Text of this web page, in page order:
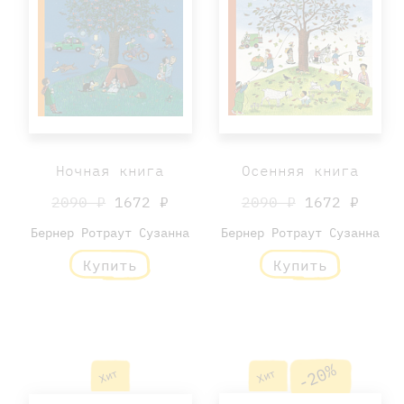
Ночная книга
2090 ₽ 1672 ₽
Бернер Ротраут Сузанна
Купить
Осенняя книга
2090 ₽ 1672 ₽
Бернер Ротраут Сузанна
Купить
Хит Хит -20%